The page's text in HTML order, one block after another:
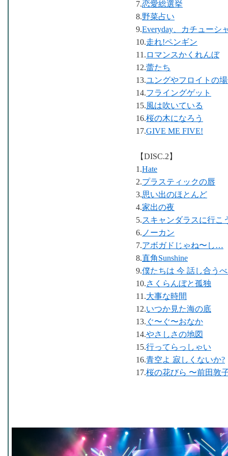
7.恋愛総選挙
8.野菜占い
9.Everyday、カチューシ
10.走れ!ペンギン
11. ロマンスかくれんぼ
12.蕾たち
13.ユングやフロイトの
14.フライングゲット
15.風は吹いている
16.桜の木になろう
17.GIVE ME FIVE!
【DISC.2】
1.Hate
2.プラスティックの唇
3.思い出のほとんど
4.家出の夜
5.スキャンダラスに行こ
6. ノーカン
7.アボガドじゃね〜し…
8.直角Sunshine
9.僕たちは 今 話し合う
10.さくらんぼと孤独
11.大事な時間
12.いつか見た海の底
13. ぐ〜ぐ〜おなか
14.やさしさの地図
15.行ってらっしゃい
16.青空よ 寂しくないか?
17.桜の花びら 〜前田敦